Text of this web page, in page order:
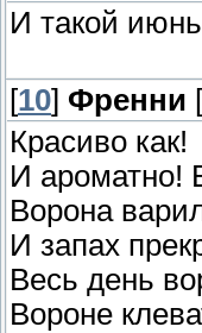
И такой
[10] Френни
Красиво как!
И ароматно!
Ворона
И запах
Весь день
Вороне